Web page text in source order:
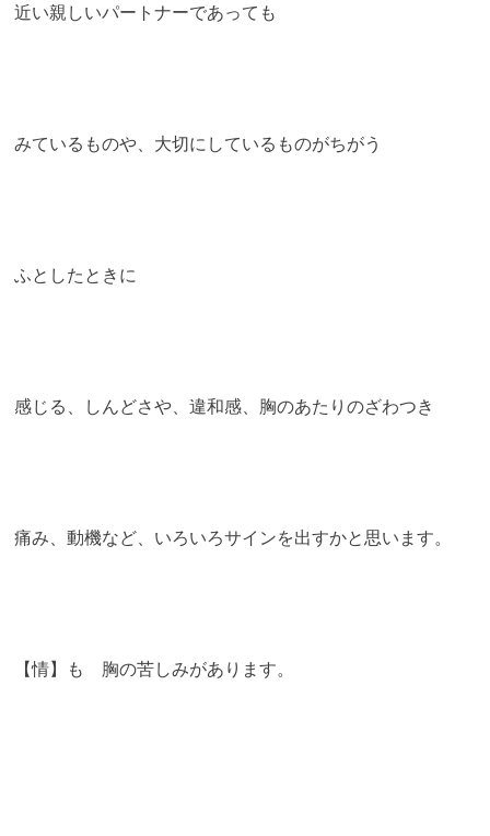
近い親しいパートナーであっても
みているものや、大切にしているものがちがう
ふとしたときに
感じる、しんどさや、違和感、胸のあたりのざわつき
痛み、動機など、いろいろサインを出すかと思います。
【情】も 胸の苦しみがあります。